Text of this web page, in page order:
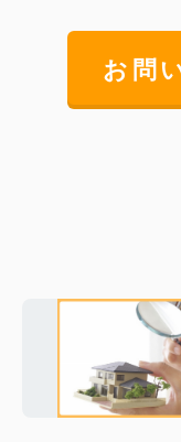
お問